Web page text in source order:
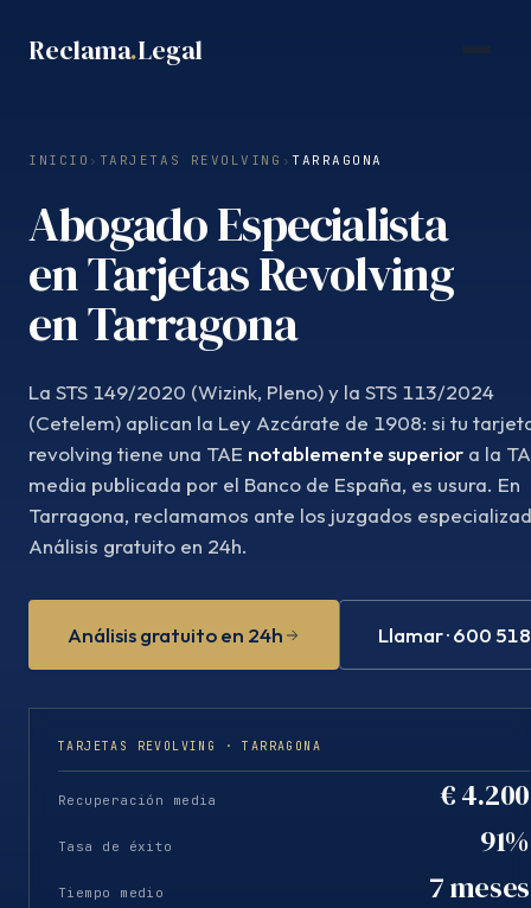
Reclama.Legal
INICIO › TARJETAS REVOLVING ›TARRAGONA
Abogado Especialista
en Tarjetas Revolving
en Tarragona
La STS 149/2020 (Wizink, Pleno) y la STS 113/2024
(Cetelem) aplican la Ley Azcárate de 1908: si tu
revolving tiene una TAE notablemente superior a la
media publicada por el Banco de España, es usura. En
Tarragona, reclamamos ante los juzgados
Análisis gratuito en 24h.
Análisis gratuito en 24h Llamar · 600
TARJETAS REVOLVING · TARRAGONA
Recuperación media € 4.200
Tasa de éxito 91%
Tiempo medio 7 meses